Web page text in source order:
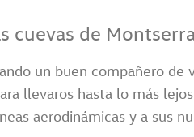
cuevas de
un buen compañero
llevaros hasta lo más
aerodinámicas y a sus